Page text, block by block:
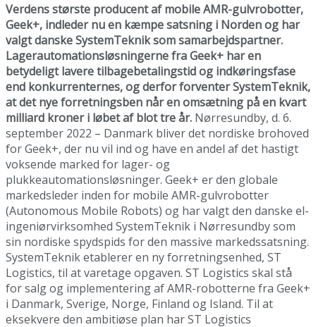
Verdens største producent af mobile AMR-gulvrobotter,
Geek+, indleder nu en kæmpe satsning i Norden og har
valgt danske SystemTeknik som samarbejdspartner.
Lagerautomationsløsningerne fra Geek+ har en
betydeligt lavere tilbagebetalingstid og indkøringsfase
end konkurrenternes, og derfor forventer SystemTeknik,
at det nye forretningsben når en omsætning på en kvart
milliard kroner i løbet af blot tre år. Nørresundby, d. 6.
september 2022 – Danmark bliver det nordiske brohoved
for Geek+, der nu vil ind og have en andel af det hastigt
voksende marked for lager- og
plukkeautomationsløsninger. Geek+ er den globale
markedsleder inden for mobile AMR-gulvrobotter
(Autonomous Mobile Robots) og har valgt den danske el-
ingeniørvirksomhed SystemTeknik i Nørresundby som
sin nordiske spydspids for den massive markedssatsning.
SystemTeknik etablerer en ny forretningsenhed, ST
Logistics, til at varetage opgaven. ST Logistics skal stå
for salg og implementering af AMR-robotterne fra Geek+
i Danmark, Sverige, Norge, Finland og Island. Til at
eksekvere den ambitiøse plan har ST Logistics